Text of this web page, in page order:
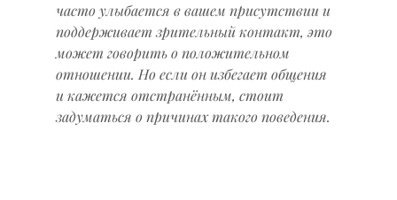
часто улыбается в вашем присутствии и
поддерживает зрительный контакт, это
может говорить о положительном
отношении. Но если он избегает общения
и кажется отстранённым, стоит
задуматься о причинах такого поведения.